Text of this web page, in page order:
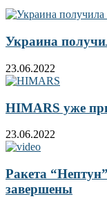
Украина
23.06.2022
HIMARS уже
23.06.2022
Ракета
завершены